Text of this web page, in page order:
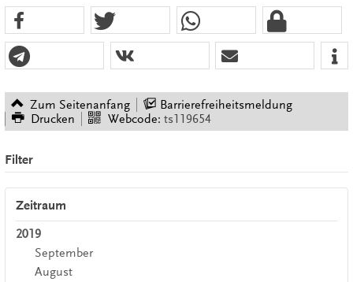
Zum Seitenanfang
Barrierefreiheitsmeldung
Drucken
Webcode: ts119654
Filter
Zeitraum
2019
September
August